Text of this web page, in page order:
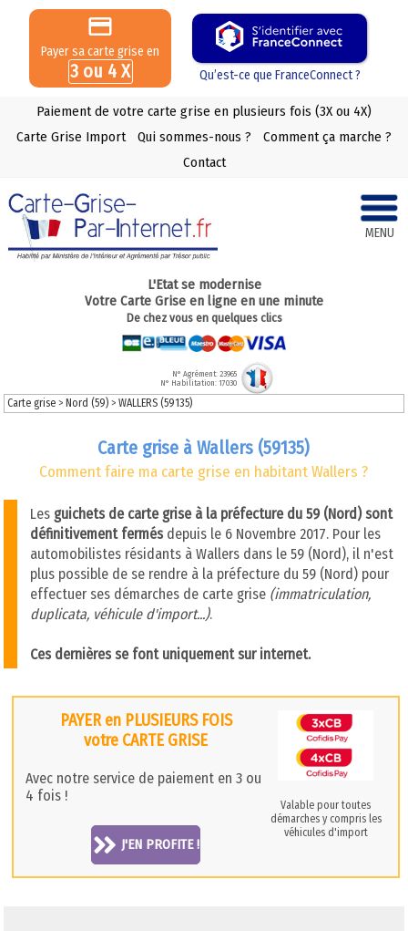
Payer sa carte grise en
3 ou 4 X Qu’est-ce que FranceConnect ?
Paiement de votre carte grise en plusieurs fois (3X ou 4X)
Carte Grise Import
Qui sommes-nous ?
Comment ça marche ?
Contact
MENU
L'Etat se modernise
Votre Carte Grise en ligne en une minute
De chez vous en quelques clics
N° Agrément: 23965
N° Habilitation: 17030
Carte grise > Nord (59)>WALLERS (59135)
Carte grise à Wallers (59135)
Comment faire ma carte grise en habitant Wallers ?
Les guichets de carte grise à la préfecture du 59 (Nord) sont
définitivement fermésdepuis le 6 Novembre 2017. Pour les
automobilistes résidants à Wallers dans le 59 (Nord), il n'est
plus possible de se rendre à la préfecture du 59 (Nord) pour
effectuer ses démarches de carte grise (immatriculation,
duplicata, véhicule d'import...).
Ces dernières se font uniquement sur internet.
PAYER en PLUSIEURS FOIS
votre CARTE GRISE
Avec notre service de paiement en 3 ou
4 fois !
J'EN PROFITE !
Valable pour toutes
démarches y compris les
véhicules d'import